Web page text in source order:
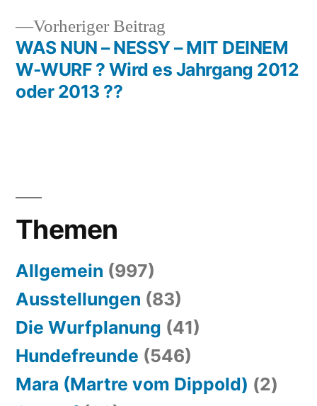
Vorheriger Beitrag
Beitrag:
WAS NUN – NESSY – MIT DEINEM
W-WURF ? Wird es Jahrgang 2012
oder 2013 ??
Themen
Allgemein (997)
Ausstellungen (83)
Die Wurfplanung (41)
Hundefreunde (546)
Mara (Martre vom Dippold) (2)